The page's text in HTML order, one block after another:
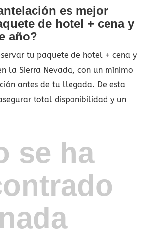
es mejor
de hotel + cena y
año?
tu paquete de hotel + cena y
la Sierra Nevada, con un mínimo
antes de tu llegada. De esta
total disponibilidad y un
se ha
nada